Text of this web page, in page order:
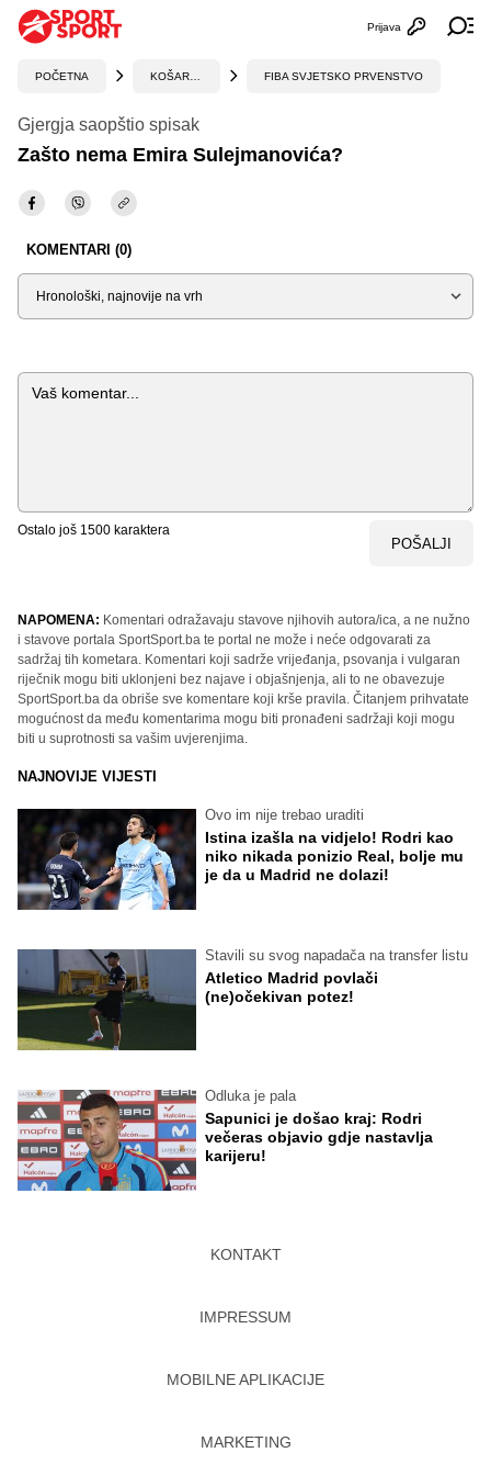
Otvori
Prijava
POČETNA FIBA SVJETSKO PRVENSTVO
Gjergja saopštio spisak
Zašto nema Emira Sulejmanovića?
KOMENTARI (0)
Sortiraj
Komentar
Ostalo još 1500 karaktera
POŠALJI
NAPOMENA: Komentari odražavaju stavove njihovih autora/ica, a ne nužno
i stavove portala SportSport.ba te portal ne može i neće odgovarati za
sadržaj tih kometara. Komentari koji sadrže vrijeđanja, psovanja i vulgaran
riječnik mogu biti uklonjeni bez najave i objašnjenja, ali to ne obavezuje
SportSport.ba da obriše sve komentare koji krše pravila. Čitanjem prihvatate
mogućnost da među komentarima mogu biti pronađeni sadržaji koji mogu
biti u suprotnosti sa vašim uvjerenjima.
NAJNOVIJE VIJESTI
Ovo im nije trebao uraditi
Istina izašla na vidjelo! Rodri kao
niko nikada ponizio Real, bolje mu
je da u Madrid ne dolazi!
Stavili su svog napadača na transfer listu
Atletico Madrid povlači
(ne)očekivan potez!
Odluka je pala
Sapunici je došao kraj: Rodri
večeras objavio gdje nastavlja
karijeru!
KONTAKT
IMPRESSUM
MOBILNE APLIKACIJE
MARKETING